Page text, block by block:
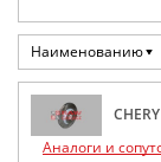
Наименованию
CHERY
Аналоги и